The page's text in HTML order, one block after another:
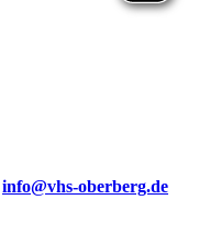
info@vhs-oberberg.de